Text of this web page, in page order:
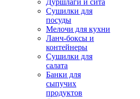
Дуршлаги и сита
Сушилки для
посуды
Мелочи для кухни
Ланч-боксы и
контейнеры
Сушилки для
салата
Банки для
сыпучих
продуктов